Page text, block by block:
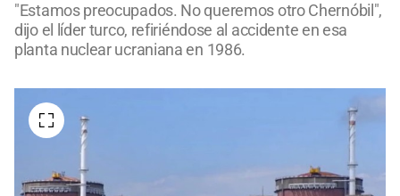
"Estamos preocupados. No queremos otro Chernóbil",
dijo el líder turco, refiriéndose al accidente en esa
planta nuclear ucraniana en 1986.